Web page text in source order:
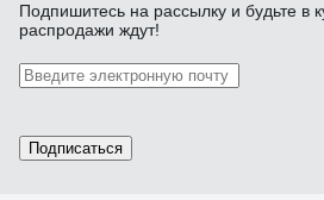
Подпишитесь на рассылку и будьте в
распродажи ждут!
Подписаться